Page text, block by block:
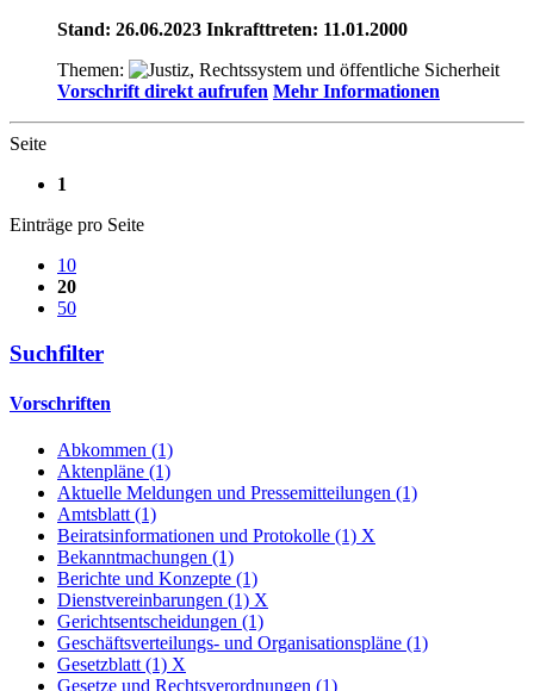
Stand: 26.06.2023 Inkrafttreten: 11.01.2000
Themen:
Vorschrift direkt aufrufen Mehr Informationen
Seite
1
Einträge pro Seite
10
20
50
Suchfilter
Vorschriften
Abkommen (1)
Aktenpläne (1)
Aktuelle Meldungen und Pressemitteilungen (1)
Amtsblatt (1)
Beiratsinformationen und Protokolle (1) X
Bekanntmachungen (1)
Berichte und Konzepte (1)
Dienstvereinbarungen (1) X
Gerichtsentscheidungen (1)
Geschäftsverteilungs- und Organisationspläne (1)
Gesetzblatt (1) X
Gesetze und Rechtsverordnungen (1)